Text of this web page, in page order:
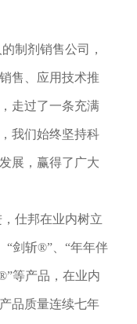
制剂销售公司，
售、应用技术推
走过了一条充满
我们始终坚持科
展，赢得了广大
仕邦在业内树立
“剑斩®”、“年年伴
等产品，在业内
品质量连续七年